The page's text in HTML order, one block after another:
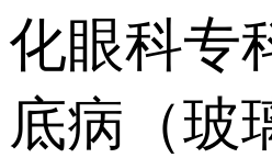
化眼科专
底病（玻